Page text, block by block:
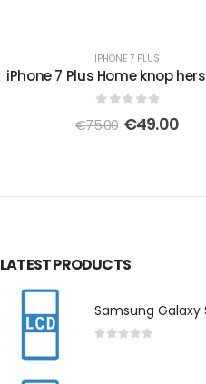
IPHONE 7 PLUS
iPhone 7 Plus Home knop
out of 5
€75.00 €49.00
LATEST PRODUCTS